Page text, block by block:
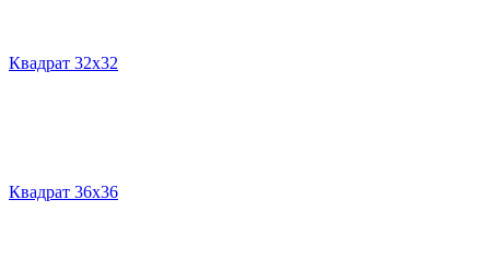
Квадрат 32х32
Квадрат 36х36